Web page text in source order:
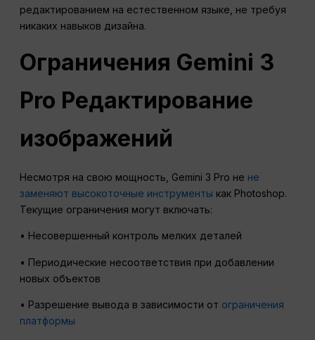
редактированием на естественном языке, не требуя
никаких навыков дизайна.
Ограничения Gemini 3
Pro Редактирование
изображений
Несмотря на свою мощность, Gemini 3 Pro не не
заменяют высокоточные инструменты как Photoshop.
Текущие ограничения могут включать:
• Несовершенный контроль мелких деталей
• Периодические несоответствия при добавлении
новых объектов
• Разрешение вывода в зависимости от ограничения
платформы